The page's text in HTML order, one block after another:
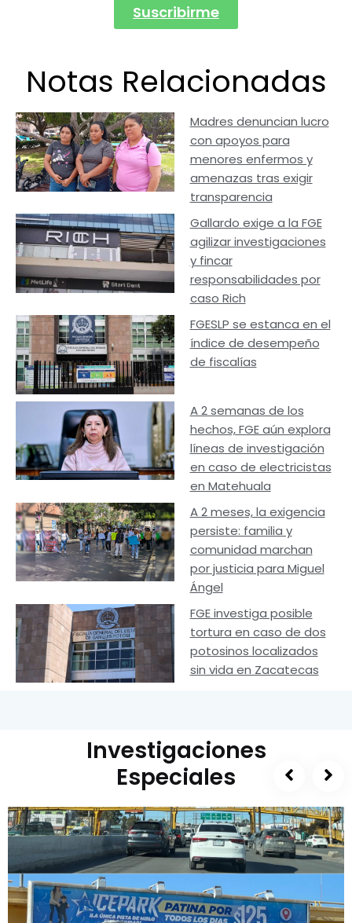
Suscribirme
Notas Relacionadas
Madres denuncian lucro
con apoyos para
menores enfermos y
amenazas tras exigir
transparencia
Gallardo exige a la FGE
agilizar investigaciones
y fincar
responsabilidades por
caso Rich
FGESLP se estanca en el
índice de desempeño
de fiscalías
A 2 semanas de los
hechos, FGE aún explora
líneas de investigación
en caso de electricistas
en Matehuala
A 2 meses, la exigencia
persiste: familia y
comunidad marchan
por justicia para Miguel
Ángel
FGE investiga posible
tortura en caso de dos
potosinos localizados
sin vida en Zacatecas
Investigaciones
Especiales